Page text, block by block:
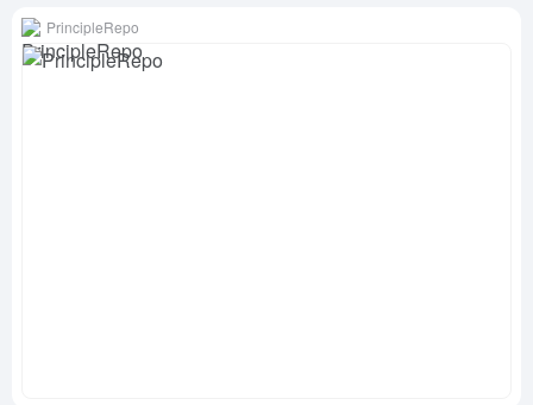
PrincipleRepo